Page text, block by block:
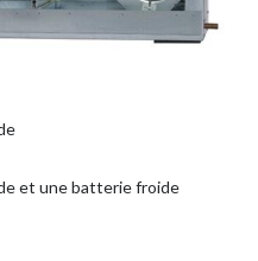
et une batterie froide